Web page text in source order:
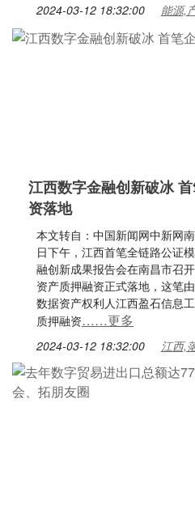
2024-03-12 18:32:00 能源,
江西数字金融创新破冰
资落地
本文转自：中国新闻网中新网
日下午，江西首笔全链路公证
融创新成果报告会在南昌市召
资产质押融资正式落地，这笔
数据资产权利人江西盈石信息
质押融资……更多
2024-03-12 18:32:00 江西,